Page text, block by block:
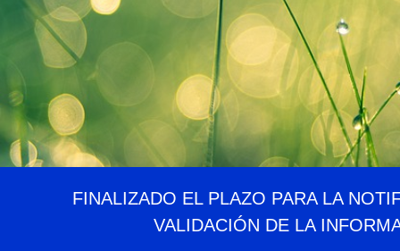
FINALIZADO EL PLAZO PARA LA
VALIDACIÓN DE LA